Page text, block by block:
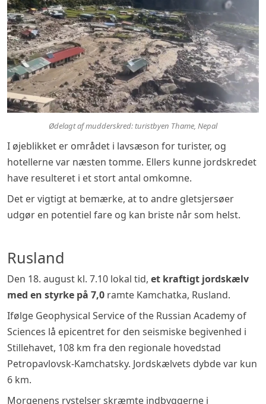
Ødelagt af mudderskred: turistbyen Thame, Nepal
I øjeblikket er området i lavsæson for turister, og
hotellerne var næsten tomme. Ellers kunne jordskredet
have resulteret i et stort antal omkomne.
Det er vigtigt at bemærke, at to andre gletsjersøer
udgør en potentiel fare og kan briste når som helst.
Rusland
Den 18. august kl. 7.10 lokal tid, et kraftigt jordskælv
med en styrke på 7,0 ramte Kamchatka, Rusland.
Ifølge Geophysical Service of the Russian Academy of
Sciences lå epicentret for den seismiske begivenhed i
Stillehavet, 108 km fra den regionale hovedstad
Petropavlovsk-Kamchatsky. Jordskælvets dybde var kun
6 km.
Morgenens rystelser skræmte indbyggerne i